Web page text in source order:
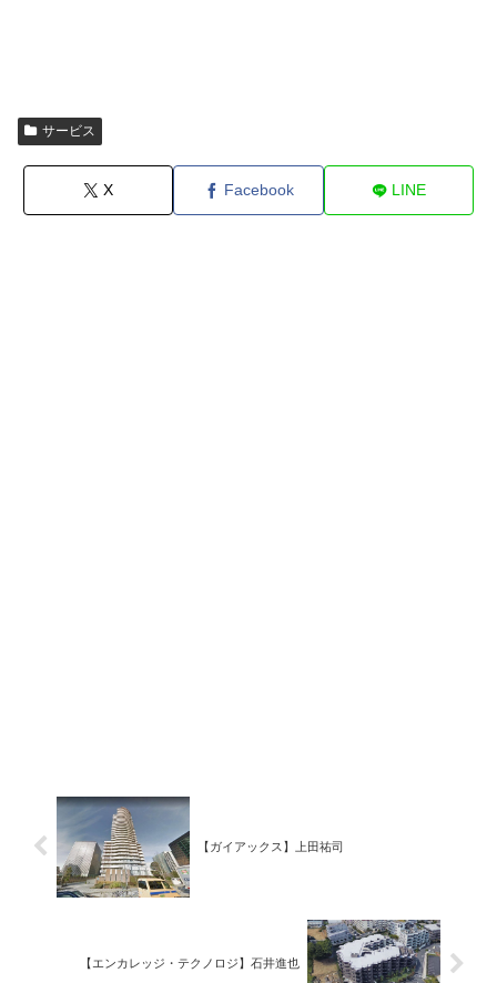
サービス
X Facebook LINE
【ガイアックス】上田祐司
【エンカレッジ・テクノロジ】石井進也